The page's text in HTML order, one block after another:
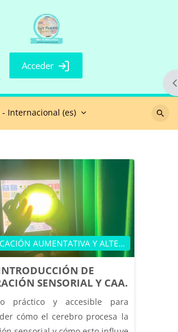
Acceder
- Internacional ‎(es)‎
Buscar
DE
SENSORIAL Y CAA.
de cursos COMUNICACIÓN AUMENTATIVA Y ALTERNATIVA
práctico y accesible para
cómo el cerebro procesa la